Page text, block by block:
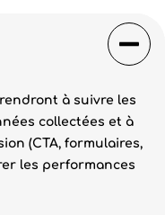
à suivre les
collectées et à
(CTA, formulaires,
les performances